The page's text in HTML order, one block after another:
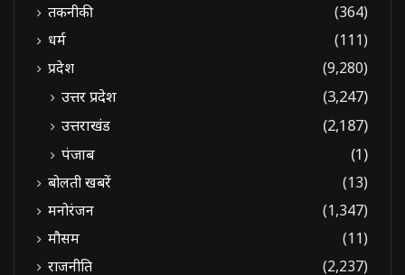
तकनीकी
(364)
धर्म
(111)
प्रदेश
(9,280)
उत्तर प्रदेश
(3,247)
उत्तराखंड
(2,187)
पंजाब
(1)
बोलती खबरें
(13)
मनोरंजन
(1,347)
मौसम
(11)
राजनीति
(2,237)